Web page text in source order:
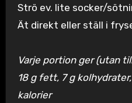
Strö ev. lite socker/
Ät direkt eller ställ i
Varje portion ger (utan
18 g fett, 7 g
kalorier